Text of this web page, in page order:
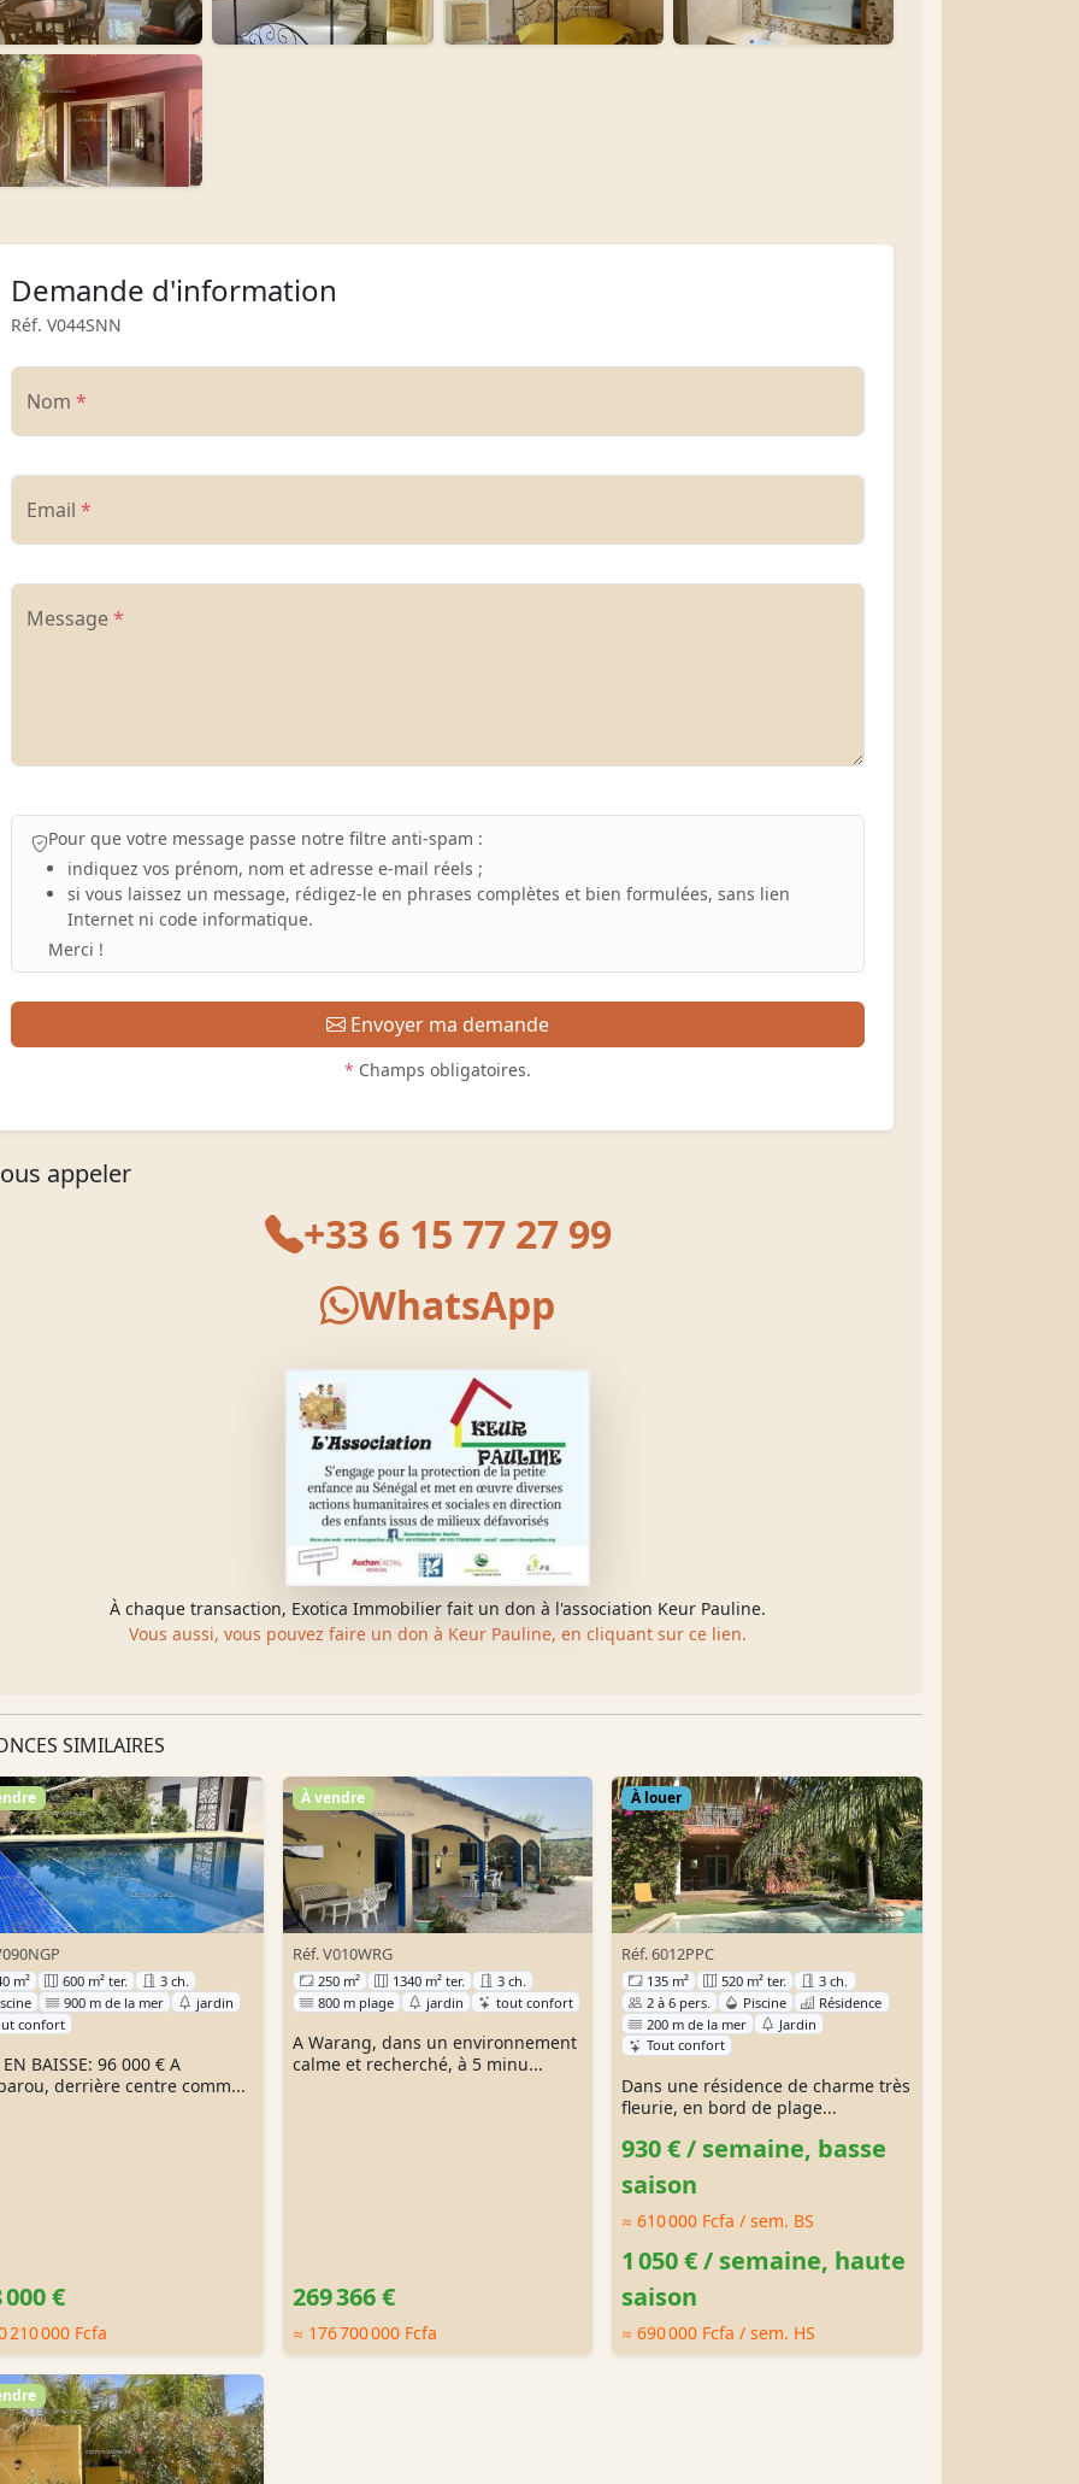
Demande d'information
Réf. V044SNN
Nom *
Email *
Message*
Pour que votre message passe notre filtre anti-spam :
indiquez vos prénom, nom et adresse e-mail réels ;
si vous laissez un message, rédigez-le en phrases complètes et bien formulées, sans lien
Internet ni code informatique.
Merci !
Envoyer ma demande
* Champs obligatoires.
appeler
+33 6 15 77 27 99
WhatsApp
À chaque transaction, Exotica Immobilier fait un don à l'association Keur Pauline.
Vous aussi, vous pouvez faire un don à Keur Pauline, en cliquant sur ce lien.
SIMILAIRES
m² 600 m² ter.
3 ch.
900 m de la mer
jardin
confort
EN BAISSE: 96 000 € A
derrière centre comm...
000 €
210 000 Fcfa
À vendre
Réf. V010WRG
250 m² 1340 m² ter.
3 ch.
800 m plage
jardin tout confort
A Warang, dans un environnement
calme et recherché, à 5 minu...
269 366 €
≈ 176 700 000 Fcfa
À louer
Réf. 6012PPC
135 m² 520 m² ter.
3 ch.
2 à 6 pers.
Piscine
Résidence
200 m de la mer
Jardin
Tout confort
Dans une résidence de charme très
fleurie, en bord de plage...
930 €/ semaine, basse
saison
≈ 610 000 Fcfa / sem. BS
1 050 €/ semaine, haute
saison
≈ 690 000 Fcfa / sem. HS